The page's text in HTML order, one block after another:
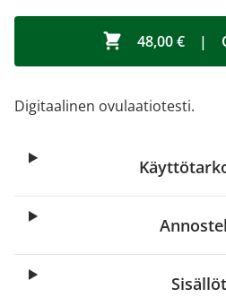
48,00 € |
Digitaalinen ovulaatiotesti.
Sisällöt